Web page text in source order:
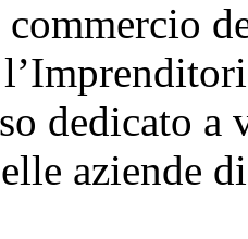
dedicato a
aziende